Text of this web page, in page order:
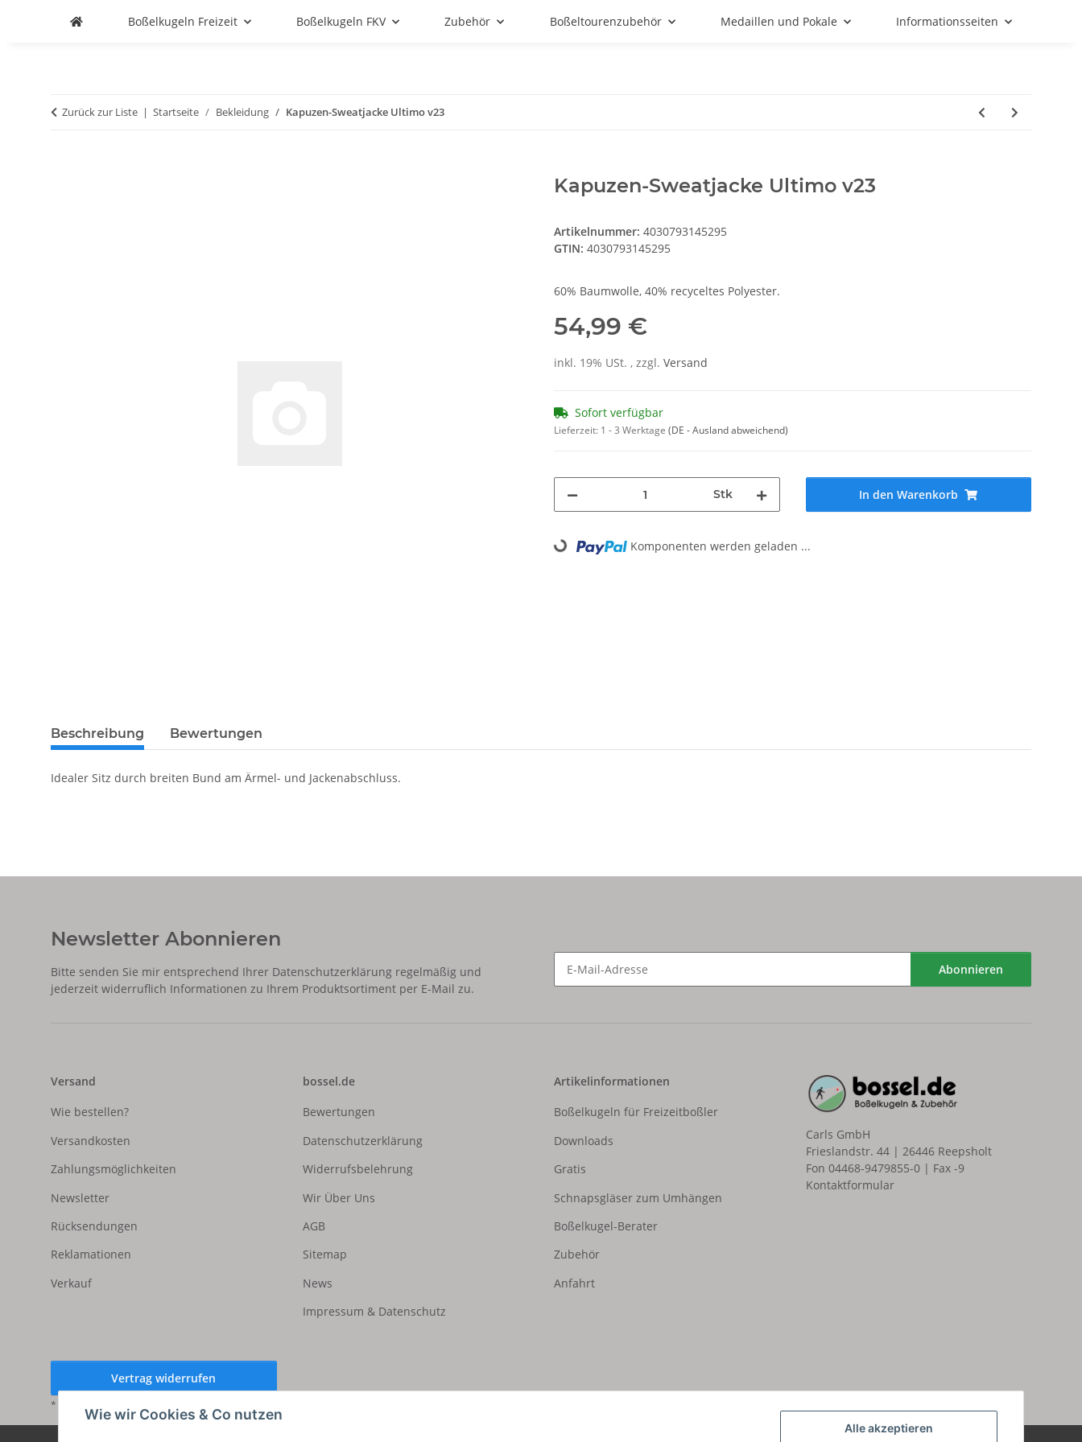
Alle akzeptieren
Wie wir Cookies & Co nutzen
Boßelkugeln Freizeit Boßelkugeln FKV Zubehör Boßeltourenzubehör Medaillen und Pokale Informationsseiten
Zurück zur Liste Startseite Bekleidung Kapuzen-Sweatjacke Ultimo v23
Kapuzen-Sweatjacke Ultimo v23
Artikelnummer: 4030793145295
GTIN: 4030793145295
60% Baumwolle, 40% recyceltes Polyester.
54,99 €
inkl. 19% USt. , zzgl. Versand
Sofort verfügbar
Lieferzeit: 1 - 3 Werktage (DE - Ausland abweichend)
Stk In den Warenkorb
Loading... Komponenten werden geladen ...
Beschreibung Bewertungen
Idealer Sitz durch breiten Bund am Ärmel- und Jackenabschluss.
Newsletter Abonnieren
Bitte senden Sie mir entsprechend Ihrer Datenschutzerklärung regelmäßig und
jederzeit widerruflich Informationen zu Ihrem Produktsortiment per E-Mail zu.
Abonnieren
Versand
Wie bestellen?
Versandkosten
Zahlungsmöglichkeiten
Newsletter
Rücksendungen
Reklamationen
Verkauf
bossel.de
Bewertungen
Datenschutzerklärung
Widerrufsbelehrung
Wir Über Uns
AGB
Sitemap
News
Impressum & Datenschutz
Artikelinformationen
Boßelkugeln für Freizeitboßler
Downloads
Gratis
Schnapsgläser zum Umhängen
Boßelkugel-Berater
Zubehör
Anfahrt
Carls GmbH
Frieslandstr. 44 | 26446 Reepsholt
Fon 04468-9479855-0 | Fax -9
Kontaktformular
Vertrag widerrufen
* Alle Preise inkl. gesetzlicher USt., zzgl.